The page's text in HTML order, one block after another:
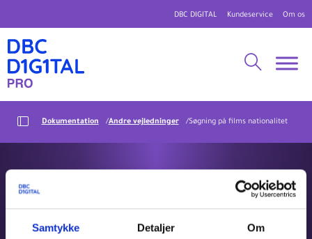
Samtykke Detaljer Om
DBC DIGITAL Kundeservice Om os
Dokumentation Andre vejledninger Søgning på films nationalitet
Søgning på films
nationalitet